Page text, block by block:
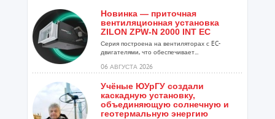
Новинка — приточная
вентиляционная установка
ZILON ZPW-N 2000 INT EC
Серия построена на вентиляторах с EC-
двигателями, что обеспечивает...
06 АВГУСТА 2026
Учёные ЮУрГУ создали
каскадную установку,
объединяющую солнечную и
геотермальную энергию